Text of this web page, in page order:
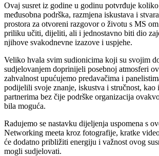
Ovaj susret iz godine u godinu potvrđuje
međusobna podrška, razmjena iskustava i
prostora za otvoreni razgovor o životu s MS
priliku učiti, dijeliti, ali i jednostavno biti dio
njihove svakodnevne izazove i uspjehe.
Veliko hvala svim sudionicima koji su svojim
sudjelovanjem doprinijeli posebnoj atmosferi
zahvalnost upućujemo predavačima i
podijelili svoje znanje, iskustva i stručnost, kao
partnerima bez čije podrške organizacija
bila moguća.
Radujemo se nastavku dijeljenja uspomena s
Networking meeta kroz fotografije, kratke
će dodatno približiti energiju i važnost ovog
mogli sudjelovati.